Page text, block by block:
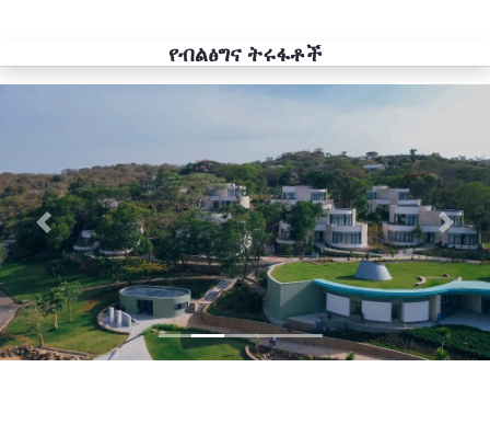
የብልፅግና ትሩፋቶች
Previous Next